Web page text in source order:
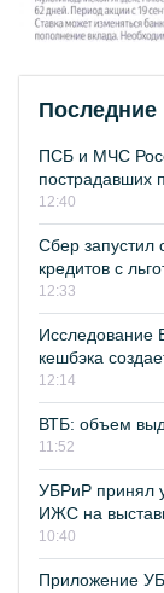
Последние
ПСБ и МЧС
пострадавших
12:40
Сбер запустил
кредитов с
12:33
Исследование
кешбэка
12:14
ВТБ: объем
11:52
УБРиР принял
ИЖС на
10:40
Приложение